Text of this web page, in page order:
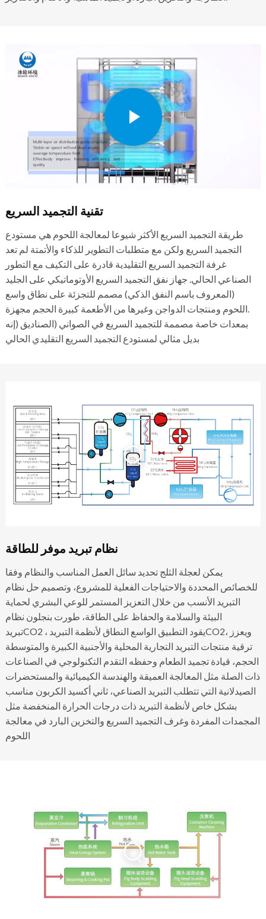
تقنية التجميد السريع
طريقة التجميد السريع الأكثر شيوعا لمعالجة اللحوم هي مستودع
التجميد السريع ولكن مع متطلبات التطوير للذكاء والأتمتة لم تعد
غرفة التجميد السريع التقليدية قادرة على التكيف مع التطور
الصناعي الحالي. جهاز نفق التجميد السريع الأوتوماتيكي على الجليد
(المعروف باسم النفق الذكي) مصمم للتجزئة على نطاق واسع
.اللحوم ومنتجات الدواجن وغيرها من الأطعمة كبيرة الحجم مجهزة
بمعدات خاصة مصممة للتجميد السريع في الصواني (الصناديق (إنه
بديل مثالي لمستودع التجميد السريع التقليدي الحالي
نظام تبريد موفر للطاقة
يمكن لعجلة الثلج تحديد سائل العمل المناسب والنظام وفقا
للخصائص المحددة والاحتياجات الفعلية للمشروع، وتصميم حل نظام
التبريد الأنسب من خلال التعزيز المستمر للوعي البشري لحماية
البيئة والسلامة والحفاظ على الطاقة، طورت بنجلون نظام
تبريدCO2 ، يقود التطبيق الواسع النطاق لأنظمة التبريدCO2، ويعزز
ترقية منتجات التبريد التجارية المحلية والأجنبية الكبيرة والمتوسطة
الحجم، قيادة تجميد الطعام وحفظه التقدم التكنولوجي في الصناعات
ذات الصلة مثل المعالجة العميقة والهندسة الكيميائية والمستحضرات
الصيدلانية التي تتطلب التبريد الصناعي، ثاني أكسيد الكربون مناسب
بشكل خاص لأنظمة التبريد ذات درجات الحرارة المنخفضة مثل
المجمدات المفردة وغرف التجميد السريع والتخزين البارد في معالجة
اللحوم